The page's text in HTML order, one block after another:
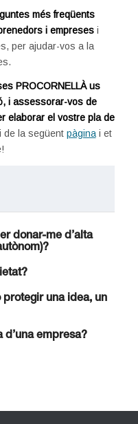
més freqüents
i empresesi
per ajudar-vos a la
PROCORNELLÀ us
i assessorar-vos de
elaborar el vostre pla de
de la següent pàginai et
donar-me d’alta
una idea, un
d’una empresa?